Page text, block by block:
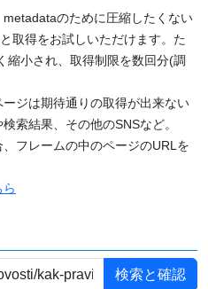
のために圧縮したくない
取得をお試しいただけます。た
縮小され、取得制限を数回分(調
ジは期待通りの取得が出来ない
索結果、その他のSNSなど。
フレームの中のページのURLを
ら